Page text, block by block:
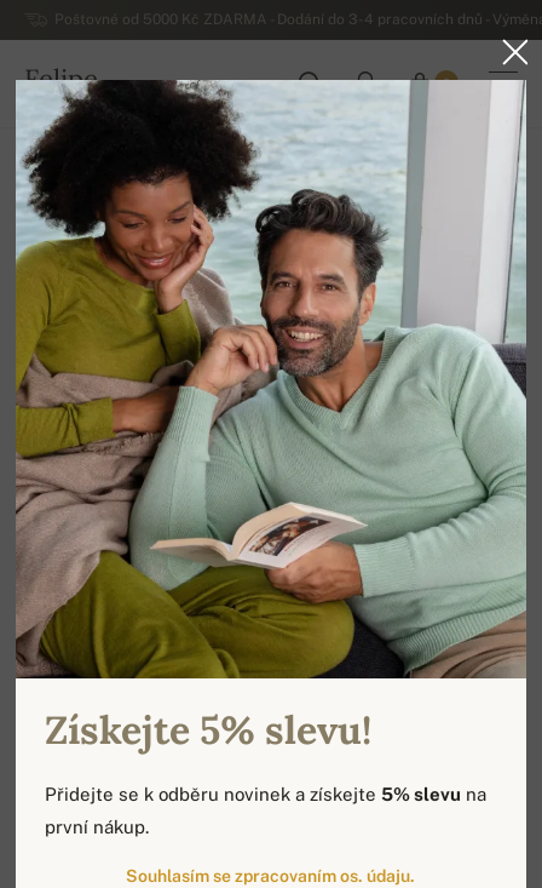
Poštovné od 5000 Kč ZDARMA - Dodání do 3-4 pracovních dnů -
Felipe
ČESKO
0
Domů
Získejte 5% slevu!
Přidejte se k odběru novinek a získejte5% slevu na
první nákup.
Souhlasím se zpracovaním os. údaju.